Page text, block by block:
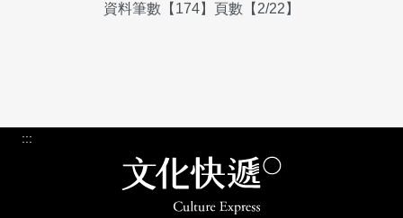
資料筆數【174】頁數【2/22】
:::